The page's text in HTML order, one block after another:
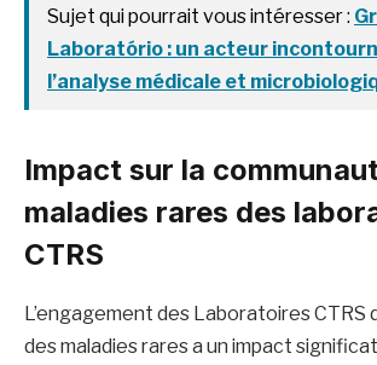
Sujet qui pourrait vous intéresser :
Laboratório : un acteur
l’analyse médicale et
Impact sur la
maladies rares des
CTRS
L’engagement des Laboratoires CTRS
des maladies rares a un impact